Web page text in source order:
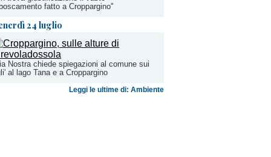
fatto a Croppargino''
24 luglio
Nostra chiede spiegazioni al comune sui
al lago Tana e a Croppargino
Leggi le ultime di: Ambiente